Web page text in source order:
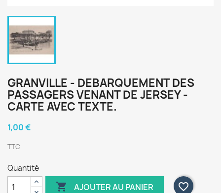
GRANVILLE - DEBARQUEMENT DES
PASSAGERS VENANT DE JERSEY -
CARTE AVEC TEXTE.
1,00 €
TTC
Quantité
 AJOUTER AU PANIER
favorite_border